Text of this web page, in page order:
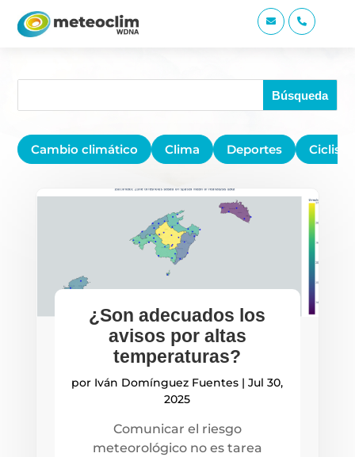
 
Cambio climático Clima Deportes
¿Son adecuados los
avisos por altas
temperaturas?
por Iván Domínguez Fuentes |Jul 30,
2025
Comunicar el riesgo
meteorológico no es tarea